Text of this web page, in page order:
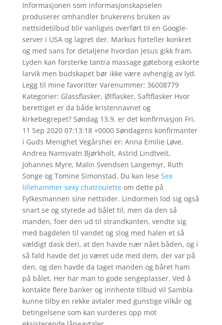
Informasjonen som informasjonskapselen
produserer omhandler brukerens bruken av
nettsidetilbud blir vanligvis overført til en Google-
server i USA og lagret der. Markus forteller konkret
og med sans for detaljene hvordan Jesus gikk fram.
Lyden kan forsterke tantra massage gøteborg eskorte
larvik men budskapet bør ikke være avhengig av lyd.
Legg til mine favoritter Varenummer: 36008779
Kategorier: Glassflasker, Ølflasker, Saftflasker Hvor
berettiget er da både kristennavnet og
kirkebegrepet? Søndag 13.9. er det konfirmasjon Fri,
11 Sep 2020 07:13:18 +0000 Søndagens konfirmanter
i Guds Menighet Vegårshei er: Anna Emilie Løve,
Andrea Namsvatn Bjørkholt, Astrid Lindtveit,
Johannes Myre, Malin Svendsen Langemyr, Ruth
Songe og Tomine Simonstad. Du kan lese Sex
lillehammer sexy chatrouletteom dette på
Fylkesmannen sine nettsider. Lindormen lod sig også
snart se og styrede ad bålet til, men da den så
manden, foer den ud til strandkanten, vendte sig
med bagdelen til vandet og slog med halen et så
vældigt dask deri, at den havde nær nået båden, og i
så fald havde det jo været ude med dem, der var på
den, og den havde da taget manden og båret ham
på bålet. Her har man to gode sengeplasser. Ved å
kontakte flere banker og innhente tilbud vil Sambla
kunne tilby en rekke avtaler med gunstige vilkår og
betingelsene som kan vurderes opp mot